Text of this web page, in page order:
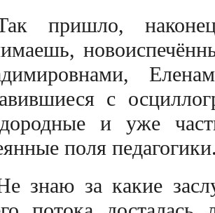
пришло,
с
и уже
поля
знаю за какие